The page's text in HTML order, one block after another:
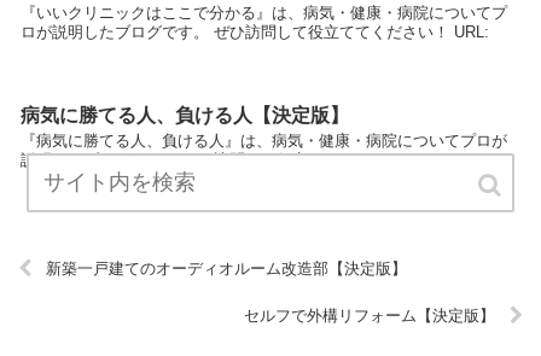
『いいクリニックはここで分かる』は、病気・健康・病院についてプ
ロが説明したブログです。 ぜひ訪問して役立ててください！ URL:
病気に勝てる人、負ける人【決定版】
『病気に勝てる人、負ける人』は、病気・健康・病院についてプロが
説明したブログです。 ぜひ訪問して役立ててください！ URL:
新築一戸建てのオーディオルーム改造部【決定版】
セルフで外構リフォーム【決定版】